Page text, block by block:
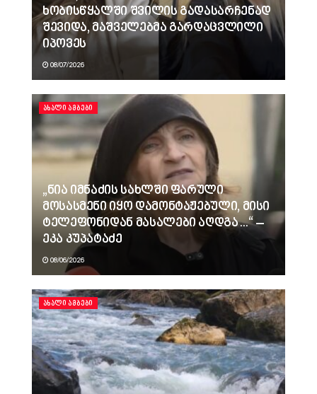
ხობისწყალში შვილის გადასარჩენად
შევიდა, მაშველებმა გარდაცვლილი
იპოვეს
08/07/2026
ᲐᲮᲐᲚᲘ ᲐᲛᲑᲔᲑᲘ
„ნია იმნაძის სახლში ფარული
მოსასმენი იყო დამონტაჟებული, მისი
ტელეფონიდან მასალები აღდგა…“ –
ეკა კუპატაძე
08/06/2026
ᲐᲮᲐᲚᲘ ᲐᲛᲑᲔᲑᲘ